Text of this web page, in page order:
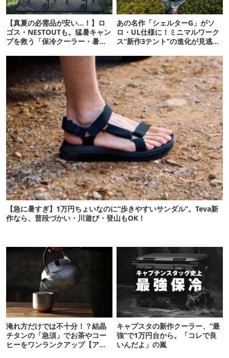
【真夏の必需品が安い…！】ロ
ゴス・NESTOUTも。猛暑キャン
プを救う「保冷クーラー・暑さ
あの名作「シェルターG」がソ
ロ・UL仕様に！ミニマルワーク
ス“新作3テント”の進化が見逃せ
【急に暑すぎ】1万円ちょいなのに“歩きやすいサンダル”。Teva新
作なら、普段づかい・川遊び・登山もOK！
淹れ方だけでは不十分！？結晶
チタンの「急須」でお茶やコー
ヒーをワンランクアップ【アウ
キャプスタの新作クーラー、“最
強”で1万円台から。「コレで良
いんだよ」の嵐